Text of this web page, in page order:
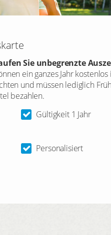
Sie unbegrenzte
ein ganzes Jahr kostenlos
und müssen lediglich
bezahlen.
Gültigkeit 1 Jahr
Personalisiert